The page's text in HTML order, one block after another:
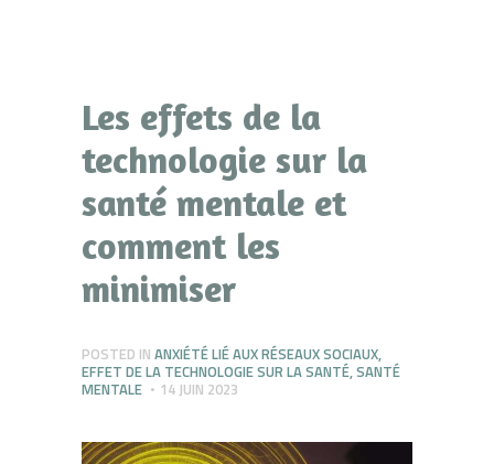
Les effets de la
technologie sur la
santé mentale et
comment les
minimiser
POSTED IN ANXIÉTÉ LIÉ AUX RÉSEAUX SOCIAUX,
EFFET DE LA TECHNOLOGIE SUR LA SANTÉ,SANTÉ
MENTALE
14 JUIN 2023